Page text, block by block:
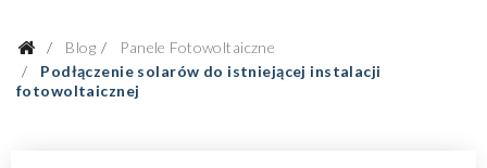
Blog
Panele Fotowoltaiczne
Podłączenie solarów do istniejącej instalacji
fotowoltaicznej